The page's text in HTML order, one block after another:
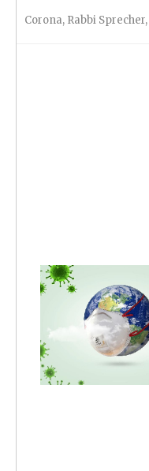
Corona, Rabbi Sprecher,